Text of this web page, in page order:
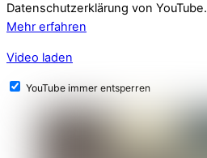
Datenschutzerklärung von YouTube.
Mehr erfahren
Video laden
YouTube immer entsperren